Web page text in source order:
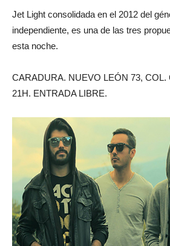
Jet Light consolidada en el 2012 del
independiente, es una de las tres
esta noche.
CARADURA. NUEVO LEÓN 73, COL.
21H. ENTRADA LIBRE.